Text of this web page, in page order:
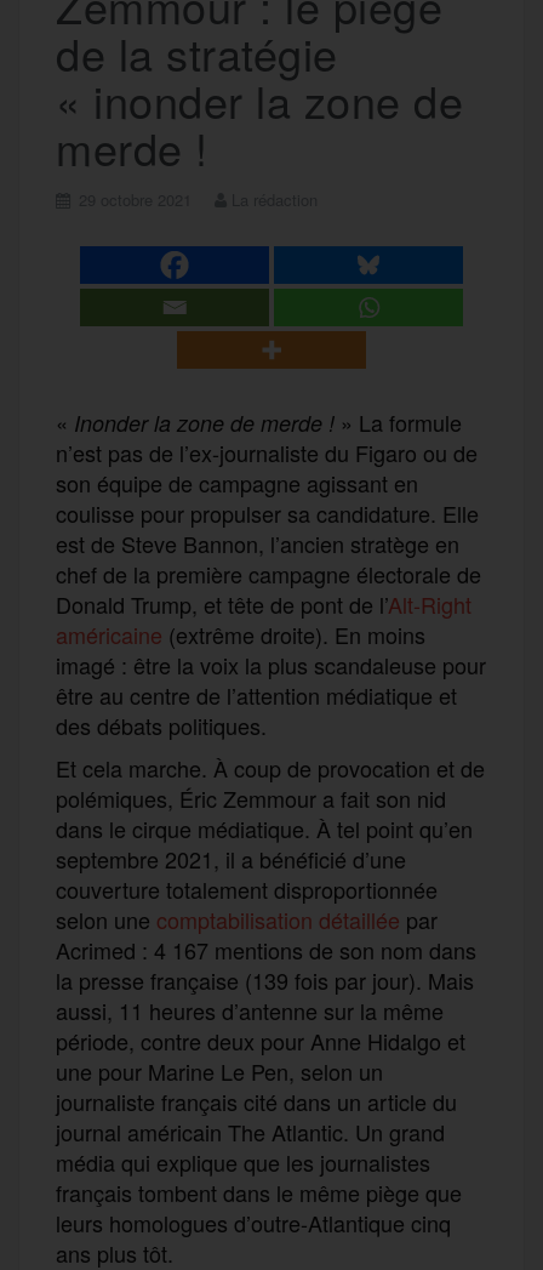
de la stratégie
« inonder la zone de
merde !
« Inonder la zone de merde ! » La formule
n’est pas de l’ex-journaliste du Figaro ou de
son équipe de campagne agissant en
coulisse pour propulser sa candidature. Elle
est de Steve Bannon, l’ancien stratège en
chef de la première campagne électorale de
Donald Trump, et tête de pont de l’Alt-Right
américaine (extrême droite). En moins
imagé : être la voix la plus scandaleuse pour
être au centre de l’attention médiatique et
des débats politiques.
Et cela marche. À coup de provocation et de
polémiques, Éric Zemmour a fait son nid
dans le cirque médiatique. À tel point qu’en
septembre 2021, il a bénéficié d’une
couverture totalement disproportionnée
selon une comptabilisation détaillée par
Acrimed : 4 167 mentions de son nom dans
la presse française (139 fois par jour). Mais
aussi, 11 heures d’antenne sur la même
période, contre deux pour Anne Hidalgo et
une pour Marine Le Pen, selon un
journaliste français cité dans un article du
journal américain The Atlantic. Un grand
média qui explique que les journalistes
français tombent dans le même piège que
leurs homologues d’outre-Atlantique cinq
ans plus tôt.